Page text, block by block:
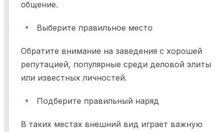
общение.
Выберите правильное место
Обратите внимание на заведения с хорошей
репутацией, популярные среди деловой элиты
или известных личностей.
Подберите правильный наряд
В таких местах внешний вид играет важную